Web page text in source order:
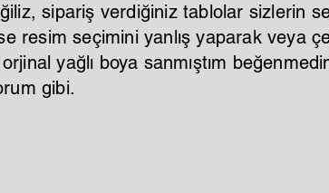
sipariş verdiğiniz tablolar sizlerin
resim seçimini yanlış yaparak veya
yağlı boya sanmıştım
gibi.